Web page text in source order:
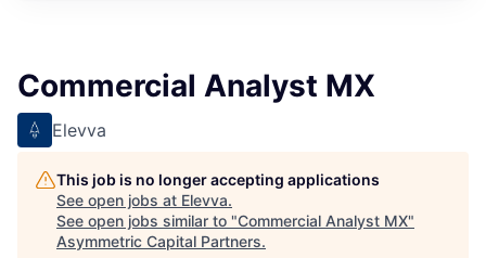
Commercial Analyst MX
Elevva
This job is no longer accepting applications
See open jobs at Elevva.
See open jobs similar to "Commercial Analyst MX"
Asymmetric Capital Partners.